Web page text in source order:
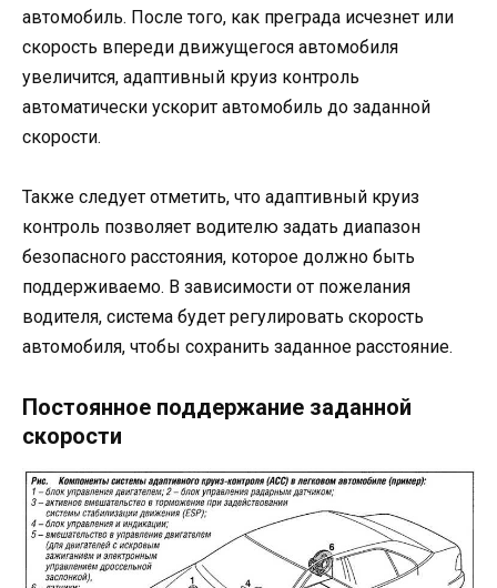
автомобиль. После того, как преграда исчезнет или
скорость впереди движущегося автомобиля
увеличится, адаптивный круиз контроль
автоматически ускорит автомобиль до заданной
скорости.
Также следует отметить, что адаптивный круиз
контроль позволяет водителю задать диапазон
безопасного расстояния, которое должно быть
поддерживаемо. В зависимости от пожелания
водителя, система будет регулировать скорость
автомобиля, чтобы сохранить заданное расстояние.
Постоянное поддержание заданной
скорости